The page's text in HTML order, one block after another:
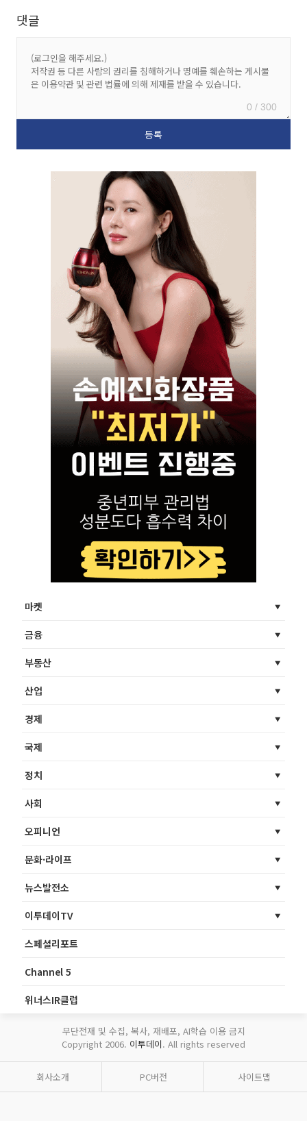
댓글
0 / 300
마켓
금융
부동산
산업
경제
국제
정치
사회
오피니언
문화·라이프
뉴스발전소
이투데이TV
스페셜리포트
Channel 5
위너스IR클럽
무단전재 및 수집, 복사, 재배포, AI학습 이용 금지
Copyright 2006. 이투데이. All rights reserved
회사소개 PC버전 사이트맵